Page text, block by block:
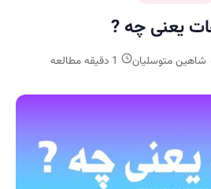
یعنی چه ?
شاهین متوسلیان